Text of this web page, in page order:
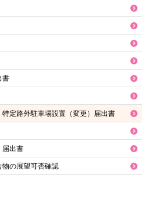
書
定路外駐車場設置（変更）届出書
届出書
の展望可否確認